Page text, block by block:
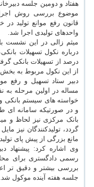
هفتاد و دومین جلسه
قانون رفع موانع تولید
واحدهای تولیدی اجرا شد.
میثم زالی در این نشست با
درصد از تسهیلات بانکی
از این نکول مربوط به
دبیر ستاد تسهیل و رفع
مساله در اولین مرحله به
خواسته های سیستم
و در صورتیکه سامانه ای
بانک مرکزی نیز لحاظ و
گردد، تولیدکنندگان نیز
مانع بزرگی از پیش پای
وی اشاره کرد: پیشنهاد
رسمی دادگستری برای
بررسی بیشتر و دقیق تر
جلسه هفته آینده موکول شد.